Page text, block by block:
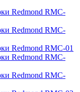
Redmond RMC-
Redmond RMC-
Redmond RMC-01
Redmond RMC-
Redmond RMC-